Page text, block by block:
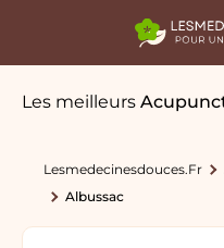
Les meilleurs
Lesmedecinesdouces.fr
Albussac